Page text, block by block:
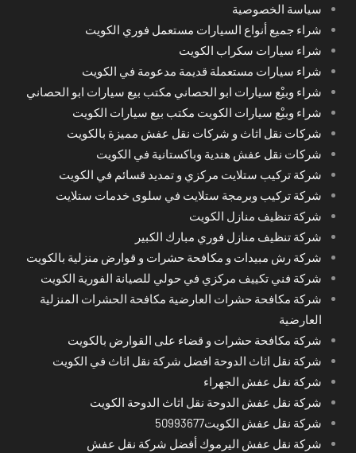
سياسة الخصوصية
شراء جميع أنواع السيارات مستعمل فوري الكويت
شراء سيارات سكراب الكويت
شراء سيارات مستعملة قديمة مدعومة في الكويت
شراء وبيْع سيارات ابو الحصاني مكتب بيع سيارات ابو الحصاني
شراء وبيْع سيارات الكويت مكتب بيع سيارات الكويت
شركات نقل اثاث و شركات نقل عفش مميزة بالكويت
شركات نقل عفش هندية وباكستانية في الكويت
شركة تركيب ستلايت مركزي و تمديد قسائم في الكويت
شركة تركيب وبرمجة ستلايت في سلوى خدمات ستلايت
شركة تنظيف منازل الكويت
شركة تنظيف منازل فوري مبارك الكبير
شركة رش مبيدات و مكافحة حشرات و قوارض منزلية بالكويت
شركة فني تكييف مركزي في حولي للصيانة الفورية الكويت
شركة مكافحة حشرات العارضية مكافحة الحشرات المنزلية
العارضية
شركة مكافحة حشرات و قضاء على القوارض بالكويت
شركة نقل اثاث الدوحة افضل شركة نقل اثاث في الكويت
شركة نقل عفش الجهراء
شركة نقل عفش الدوحة نقل اثاث الدوحة الكويت
شركة نقل عفش الكويت50993677
شركة نقل عفش اليرموك أفضل شركة نقل عفش